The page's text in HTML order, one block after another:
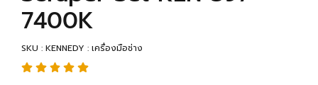
7400K
SKU : KENNEDY : เครื่องมือช่าง